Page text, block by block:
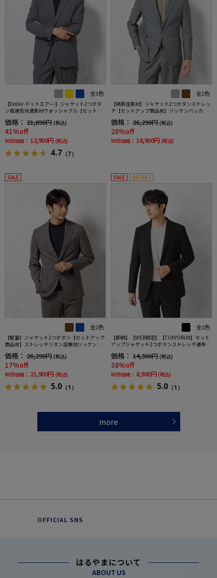
全3色
【DotAir-ドットエアー-】ジャケット2つボタ
ン高通気快適素材ウォッシャブル【セットア
ップ商品有】TOKYORUN
価格： 21,890円 (税込)
41%off
WEB価格： 12,900円 (税込)
4.7 （7）
全2色
【綿麻混素材】ジャケット2つボタンストレッ
チ【セットアップ商品有】リッケンバッカー
ブラック春夏
価格： 26,290円 (税込)
28%off
WEB価格： 18,900円 (税込)
SALE
全2色
【軽量】ジャケット2つボタン【セットアップ
商品有】ストレッチリネン混無地リッケンバ
ッカー春夏
価格： 26,290円 (税込)
17%off
WEB価格： 21,900円 (税込)
5.0 （1）
SALE OUTLET
全1色
【即納】【WEB限定】【TOKYORUN】セット
アップジャケット2つボタンストレッチ通年ウ
ォッシャブル
価格： 14,300円 (税込)
38%off
WEB価格： 8,900円 (税込)
5.0 （1）
more
OFFICIAL SNS
はるやまについて
ABOUT US